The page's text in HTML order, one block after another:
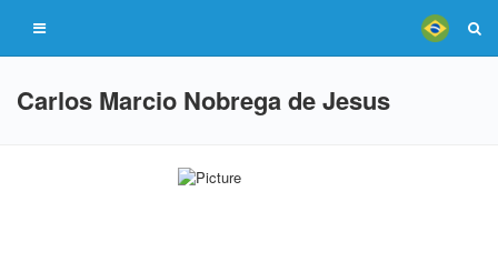
Carlos Marcio Nobrega de Jesus